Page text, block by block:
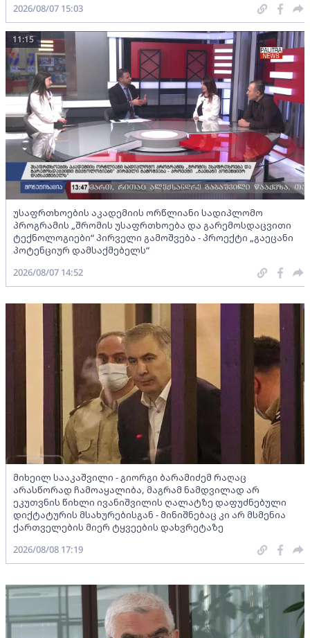
2026/08/07 15:03
უსაფრთხოების აკადემიის ორწლიანი სადიპლომო
პროგრამის „შრომის უსაფრთხოება და გარემოსდაცვითი
ტექნოლოგიები“ პირველი გამოშვება - პროექტი „გაეცანი
პოტენციურ დამსაქმებელს“
11:15
2026/08/07 14:52
მიხეილ სააკაშვილი - გიორგი ბარამიძემ რაღაც
არასწორად ჩამოაყალიბა, მაგრამ ნამდვილად არ
ეკუთვნის წიხლი ივანიშვილის ღალატზე დაფუძნებული
დიქტატურის მსახურებისგან - მინიშნებაც კი არ მსმენია
ქართველების მიერ ტყვეების დახვრეტაზე
2026/08/08 17:19